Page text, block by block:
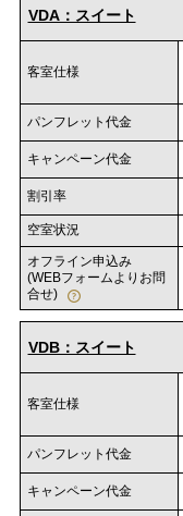
VDA：スイート
客室仕様
パンフレット代金
キャンペーン代金
割引率
空室状況
オフライン申込み
(WEBフォームよりお問
合せ)
VDB：スイート
客室仕様
パンフレット代金
キャンペーン代金